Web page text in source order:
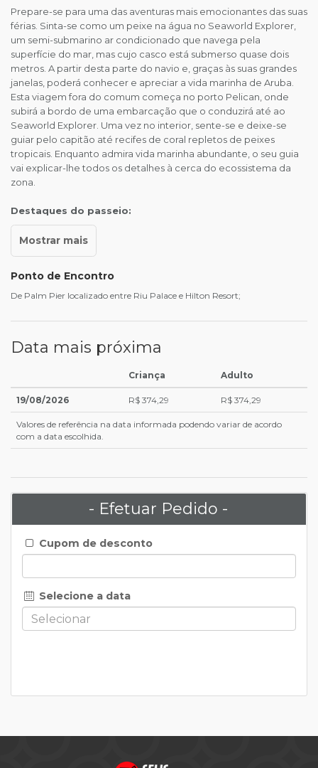
Prepare-se para uma das aventuras mais emocionantes das suas
férias. Sinta-se como um peixe na água no Seaworld Explorer,
um semi-submarino ar condicionado que navega pela
superfície do mar, mas cujo casco está submerso quase dois
metros. A partir desta parte do navio e, graças às suas grandes
janelas, poderá conhecer e apreciar a vida marinha de Aruba.
Esta viagem fora do comum começa no porto Pelican, onde
subirá a bordo de uma embarcação que o conduzirá até ao
Seaworld Explorer. Uma vez no interior, sente-se e deixe-se
guiar pelo capitão até recifes de coral repletos de peixes
tropicais. Enquanto admira vida marinha abundante, o seu guia
vai explicar-lhe todos os detalhes à cerca do ecossistema da
zona.
Destaques do passeio:
Ponto de Encontro
De Palm Pier localizado entre Riu Palace e Hilton Resort;
Data mais próxima
Criança Adulto
19/08/2026 R$ 374,29 R$ 374,29
Valores de referência na data informada podendo variar de acordo
com a data escolhida.
- Efetuar Pedido -
Cupom de desconto
Selecione a data